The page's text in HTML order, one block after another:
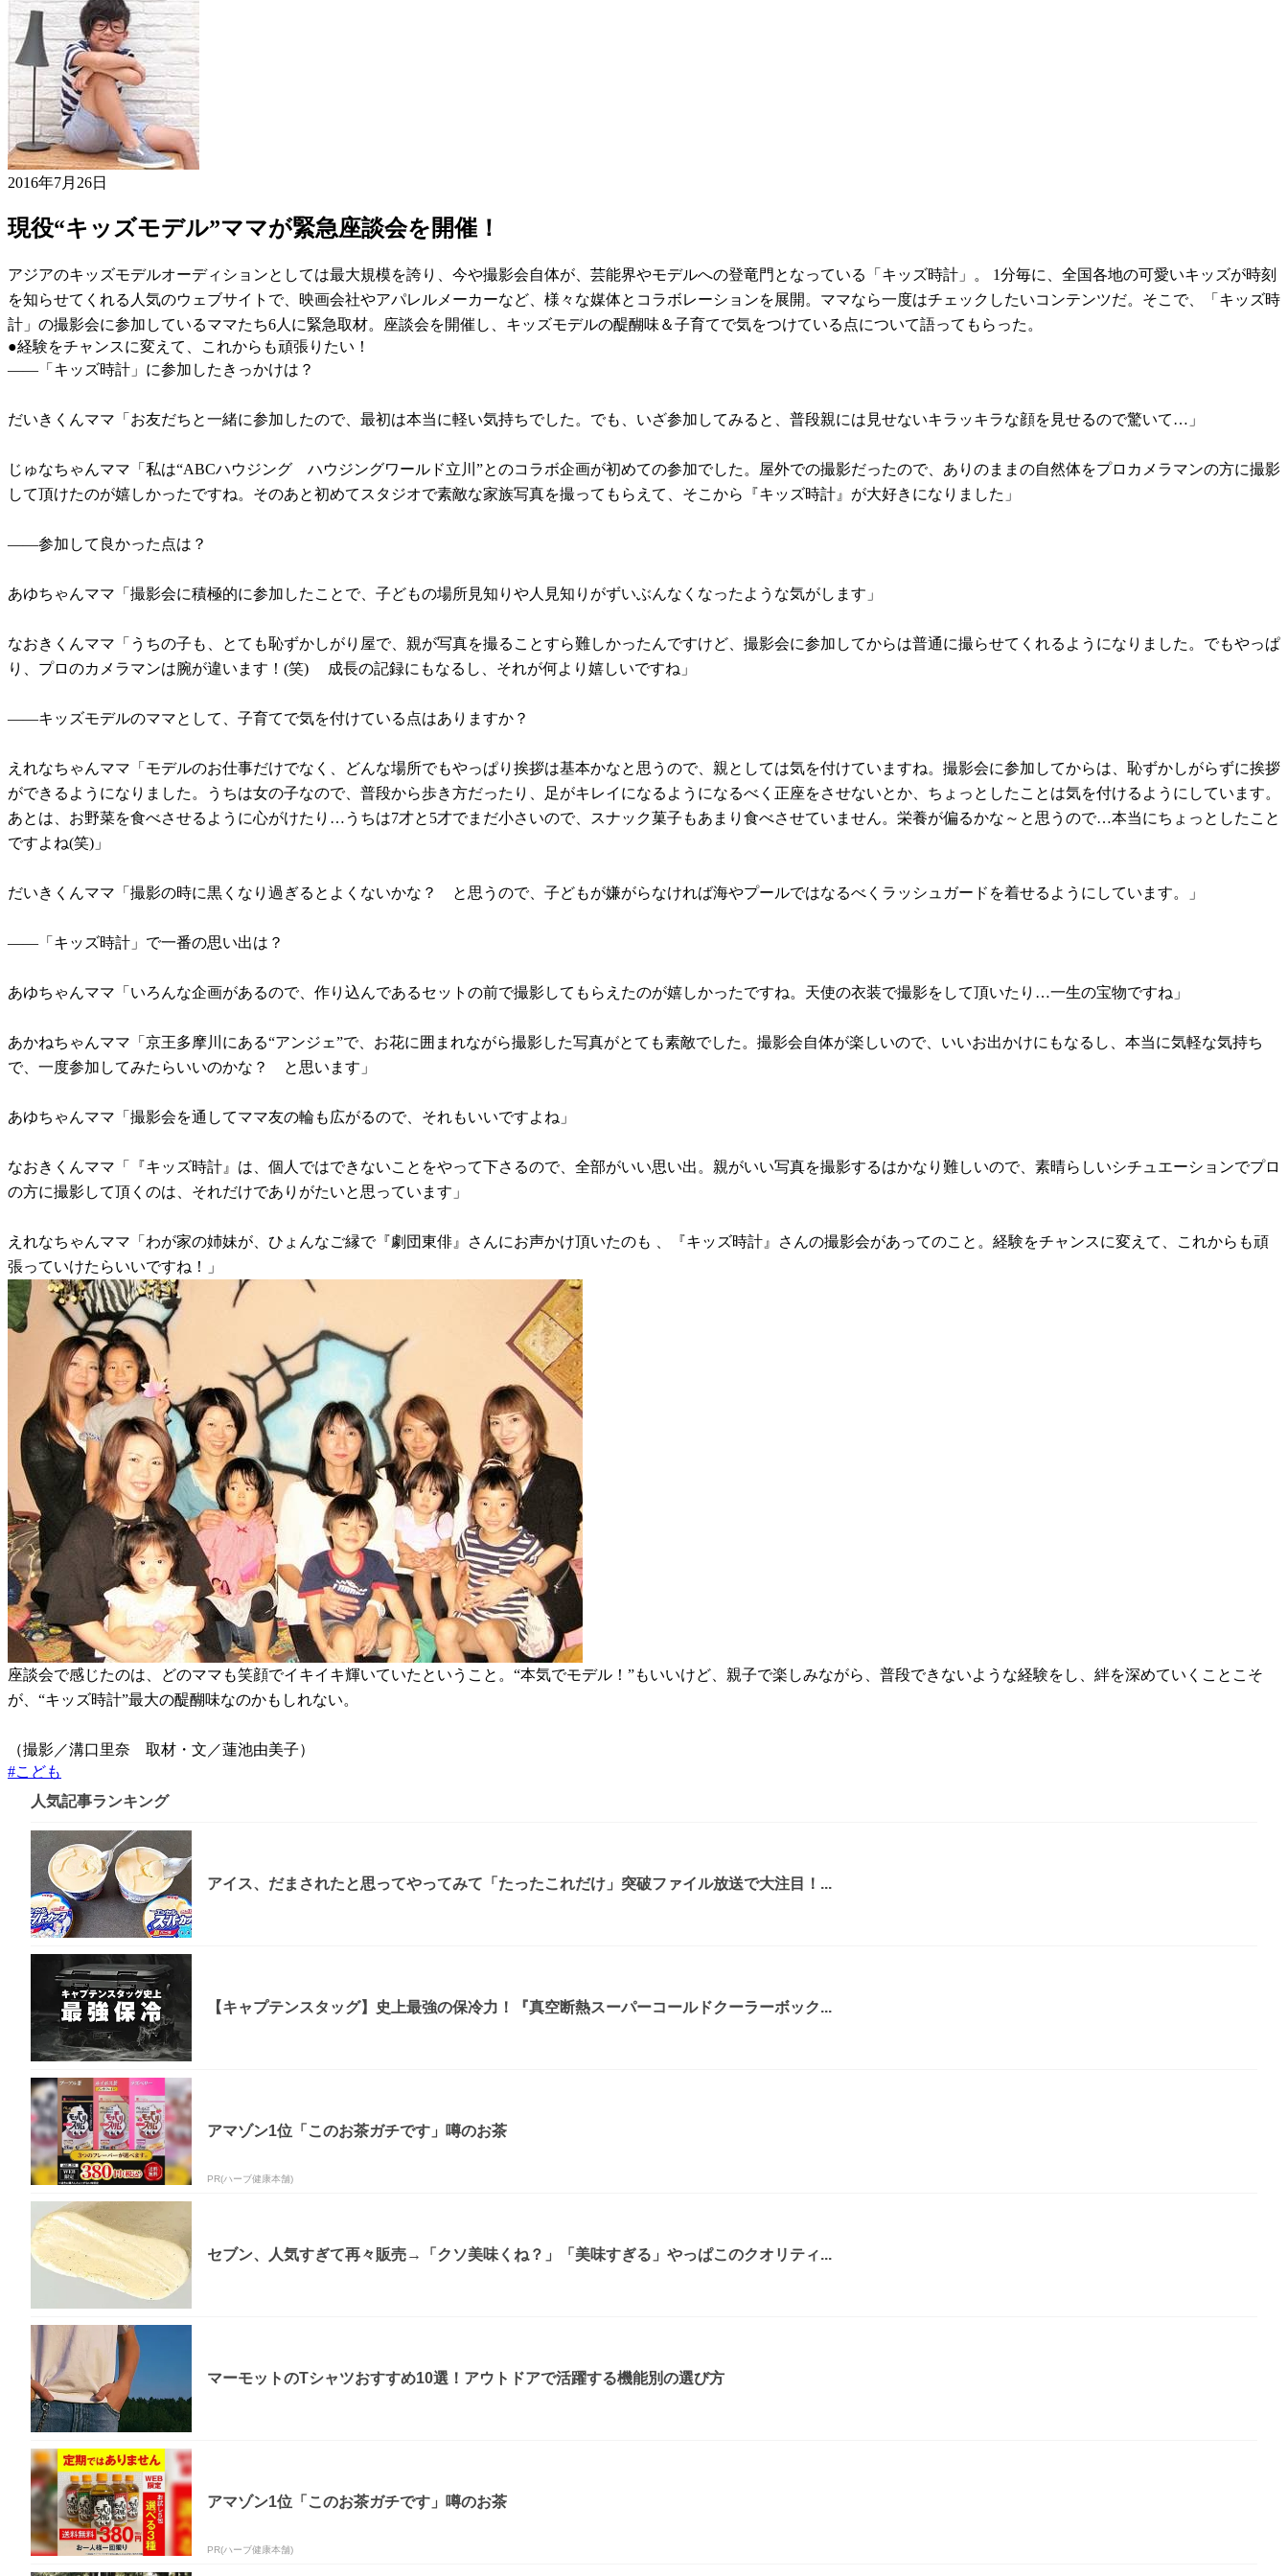
2016年7月26日
現役“キッズモデル”ママが緊急座談会を開催！
アジアのキッズモデルオーディションとしては最大規模を誇り、今や撮影会自体が、芸能界やモデルへの登竜門となっている「キッズ時計」。 1分毎に、全国各地の可愛いキッズが時刻
を知らせてくれる人気のウェブサイトで、映画会社やアパレルメーカーなど、様々な媒体とコラボレーションを展開。ママなら一度はチェックしたいコンテンツだ。そこで、「キッズ時
計」の撮影会に参加しているママたち6人に緊急取材。座談会を開催し、キッズモデルの醍醐味＆子育てで気をつけている点について語ってもらった。
●経験をチャンスに変えて、これからも頑張りたい！
――「キッズ時計」に参加したきっかけは？
だいきくんママ「お友だちと一緒に参加したので、最初は本当に軽い気持ちでした。でも、いざ参加してみると、普段親には見せないキラッキラな顔を見せるので驚いて…」
じゅなちゃんママ「私は“ABCハウジング ハウジングワールド立川”とのコラボ企画が初めての参加でした。屋外での撮影だったので、ありのままの自然体をプロカメラマンの方に撮影
して頂けたのが嬉しかったですね。そのあと初めてスタジオで素敵な家族写真を撮ってもらえて、そこから『キッズ時計』が大好きになりました」
――参加して良かった点は？
あゆちゃんママ「撮影会に積極的に参加したことで、子どもの場所見知りや人見知りがずいぶんなくなったような気がします」
なおきくんママ「うちの子も、とても恥ずかしがり屋で、親が写真を撮ることすら難しかったんですけど、撮影会に参加してからは普通に撮らせてくれるようになりました。でもやっぱ
り、プロのカメラマンは腕が違います！(笑) 成長の記録にもなるし、それが何より嬉しいですね」
――キッズモデルのママとして、子育てで気を付けている点はありますか？
えれなちゃんママ「モデルのお仕事だけでなく、どんな場所でもやっぱり挨拶は基本かなと思うので、親としては気を付けていますね。撮影会に参加してからは、恥ずかしがらずに挨拶
ができるようになりました。うちは女の子なので、普段から歩き方だったり、足がキレイになるようになるべく正座をさせないとか、ちょっとしたことは気を付けるようにしています。
あとは、お野菜を食べさせるように心がけたり…うちは7才と5才でまだ小さいので、スナック菓子もあまり食べさせていません。栄養が偏るかな～と思うので…本当にちょっとしたこと
ですよね(笑)」
だいきくんママ「撮影の時に黒くなり過ぎるとよくないかな？ と思うので、子どもが嫌がらなければ海やプールではなるべくラッシュガードを着せるようにしています。」
――「キッズ時計」で一番の思い出は？
あゆちゃんママ「いろんな企画があるので、作り込んであるセットの前で撮影してもらえたのが嬉しかったですね。天使の衣装で撮影をして頂いたり…一生の宝物ですね」
あかねちゃんママ「京王多摩川にある“アンジェ”で、お花に囲まれながら撮影した写真がとても素敵でした。撮影会自体が楽しいので、いいお出かけにもなるし、本当に気軽な気持ち
で、一度参加してみたらいいのかな？ と思います」
あゆちゃんママ「撮影会を通してママ友の輪も広がるので、それもいいですよね」
なおきくんママ「『キッズ時計』は、個人ではできないことをやって下さるので、全部がいい思い出。親がいい写真を撮影するはかなり難しいので、素晴らしいシチュエーションでプロ
の方に撮影して頂くのは、それだけでありがたいと思っています」
えれなちゃんママ「わが家の姉妹が、ひょんなご縁で『劇団東俳』さんにお声かけ頂いたのも 、『キッズ時計』さんの撮影会があってのこと。経験をチャンスに変えて、これからも頑
張っていけたらいいですね！」
座談会で感じたのは、どのママも笑顔でイキイキ輝いていたということ。“本気でモデル！”もいいけど、親子で楽しみながら、普段できないような経験をし、絆を深めていくことこそ
が、“キッズ時計”最大の醍醐味なのかもしれない。
（撮影／溝口里奈 取材・文／蓮池由美子）
#こども
人気記事ランキング
アイス、だまされたと思ってやってみて「たったこれだけ」突破ファイル放送で大注目！...
【キャプテンスタッグ】史上最強の保冷力！『真空断熱スーパーコールドクーラーボック...
アマゾン1位「このお茶ガチです」噂のお茶
PR(ハーブ健康本舗)
セブン、人気すぎて再々販売→「クソ美味くね？」「美味すぎる」やっぱこのクオリティ...
マーモットのTシャツおすすめ10選！アウトドアで活躍する機能別の選び方
アマゾン1位「このお茶ガチです」噂のお茶
PR(ハーブ健康本舗)